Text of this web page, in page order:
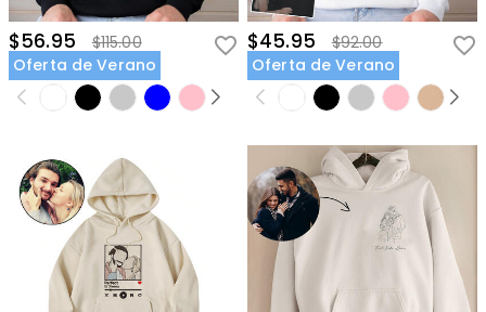
$56.95
$115.00
Oferta de Verano
$45.95
$92.00
Oferta de Verano